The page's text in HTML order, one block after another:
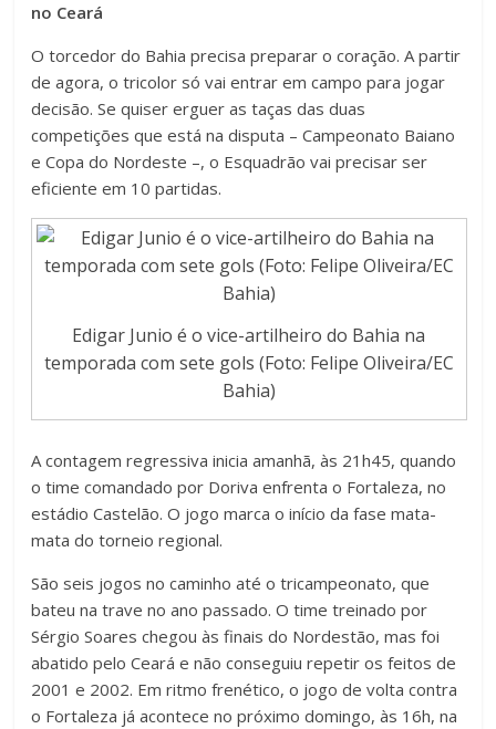
no Ceará
O torcedor do Bahia precisa preparar o coração. A partir
de agora, o tricolor só vai entrar em campo para jogar
decisão. Se quiser erguer as taças das duas
competições que está na disputa – Campeonato Baiano
e Copa do Nordeste –, o Esquadrão vai precisar ser
eficiente em 10 partidas.
Edigar Junio é o vice-artilheiro do Bahia na
temporada com sete gols (Foto: Felipe Oliveira/EC
Bahia)
A contagem regressiva inicia amanhã, às 21h45, quando
o time comandado por Doriva enfrenta o Fortaleza, no
estádio Castelão. O jogo marca o início da fase mata-
mata do torneio regional.
São seis jogos no caminho até o tricampeonato, que
bateu na trave no ano passado. O time treinado por
Sérgio Soares chegou às finais do Nordestão, mas foi
abatido pelo Ceará e não conseguiu repetir os feitos de
2001 e 2002. Em ritmo frenético, o jogo de volta contra
o Fortaleza já acontece no próximo domingo, às 16h, na